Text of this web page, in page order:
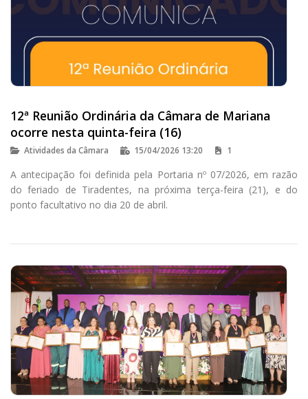
12ª Reunião Ordinária da Câmara de Mariana
ocorre nesta quinta-feira (16)
Atividades da Câmara 15/04/2026 13:20 1
A antecipação foi definida pela Portaria nº 07/2026, em razão
do feriado de Tiradentes, na próxima terça-feira (21), e do
ponto facultativo no dia 20 de abril.